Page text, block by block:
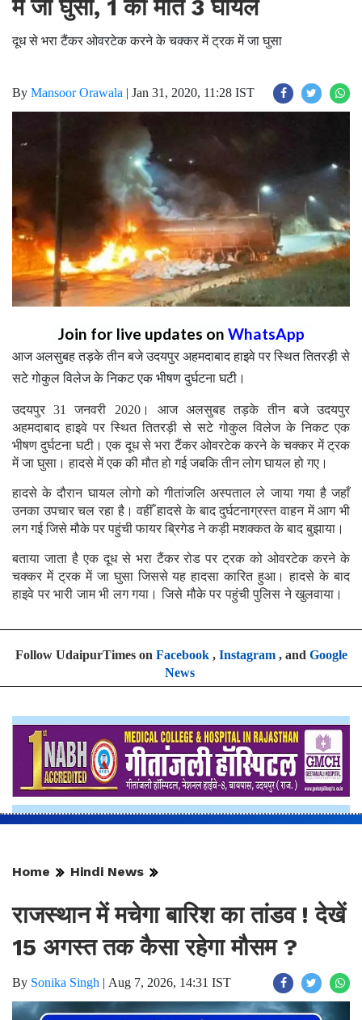
में जा घुसा, 1 की मौत 3 घायल
दूध से भरा टैंकर ओवरटेक करने के चक्कर में ट्रक में जा घुसा
By Mansoor Orawala | Jan 31, 2020, 11:28 IST
Join for live updates on WhatsApp
आज अलसुबह तड़के तीन बजे उदयपुर अहमदाबाद हाइवे पर स्थित तितरड़ी से
सटे गोकुल विलेज के निकट एक भीषण दुर्घटना घटी।
उदयपुर 31 जनवरी 2020। आज अलसुबह तड़के तीन बजे उदयपुर
अहमदाबाद हाइवे पर स्थित तितरड़ी से सटे गोकुल विलेज के निकट एक
भीषण दुर्घटना घटी। एक दूध से भरा टैंकर ओवरटेक करने के चक्कर में ट्रक
में जा घुसा। हादसे में एक की मौत हो गई जबकि तीन लोग घायल हो गए।
हादसे के दौरान घायल लोगो को गीतांजलि अस्पताल ले जाया गया है जहाँ
उनका उपचार चल रहा है। वहीँ हादसे के बाद दुर्घटनाग्रस्त वाहन में आग भी
लग गई जिसे मौके पर पहुंची फायर ब्रिगेड ने कड़ी मशक्कत के बाद बुझाया।
बताया जाता है एक दूध से भरा टैंकर रोड पर ट्रक को ओवरटेक करने के
चक्कर में ट्रक में जा घुसा जिससे यह हादसा कारित हुआ। हादसे के बाद
हाइवे पर भारी जाम भी लग गया। जिसे मौके पर पहुंची पुलिस ने खुलवाया।
Follow UdaipurTimes on Facebook, Instagram, and Google
News
Home Hindi News
राजस्थान में मचेगा बारिश का तांडव ! देखें
15 अगस्त तक कैसा रहेगा मौसम ?
By Sonika Singh | Aug 7, 2026, 14:31 IST